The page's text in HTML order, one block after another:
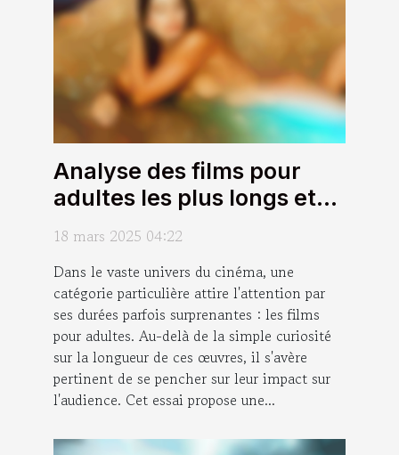
Analyse des films pour
adultes les plus longs et
leur impact sur l'audience
18 mars 2025 04:22
Dans le vaste univers du cinéma, une
catégorie particulière attire l'attention par
ses durées parfois surprenantes : les films
pour adultes. Au-delà de la simple curiosité
sur la longueur de ces œuvres, il s'avère
pertinent de se pencher sur leur impact sur
l'audience. Cet essai propose une...